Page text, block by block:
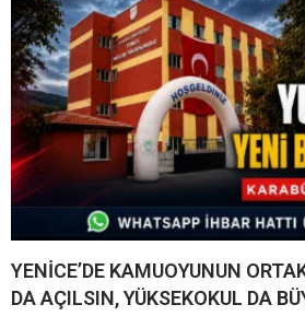
YENİCE’DE KAMUOYUNUN
DA AÇILSIN, YÜKSEKOKUL DA